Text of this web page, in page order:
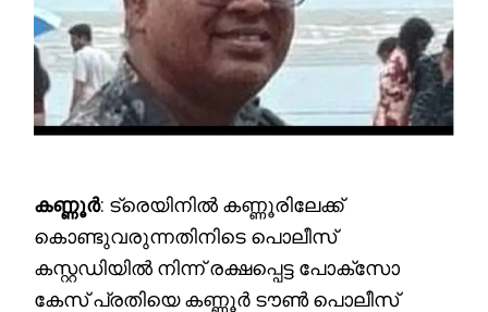
കണ്ണൂർ: ട്രെയിനിൽ കണ്ണൂരിലേക്ക്
കൊണ്ടുവരുന്നതിനിടെ പൊലീസ്
കസ്റ്റഡിയിൽ നിന്ന് രക്ഷപ്പെട്ട പോക്സോ
കേസ് പ്രതിയെ കണ്ണൂർ ടൗൺ പൊലീസ്